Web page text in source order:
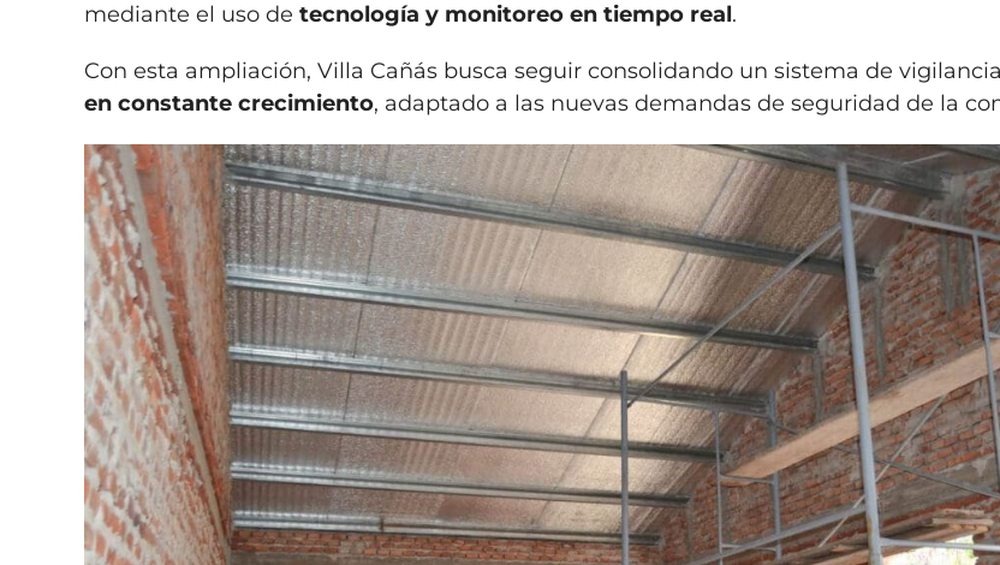
mediante el uso detecnología y monitoreo en tiempo real.
Con esta ampliación, Villa Cañás busca seguir consolidando un sistema de vigilancia
en constante crecimiento, adaptado a las nuevas demandas de seguridad de la